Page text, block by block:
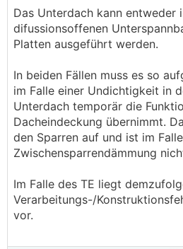
Das Unterdach kann entweder
difussionsoffenen
Platten ausgeführt werden.
In beiden Fällen muss es so
im Falle einer Undichtigkeit in
Unterdach temporär die
Dacheindeckung übernimmt.
den Sparren auf und ist im
Zwischensparrendämmung
Im Falle des TE liegt
Verarbeitungs-/
vor.